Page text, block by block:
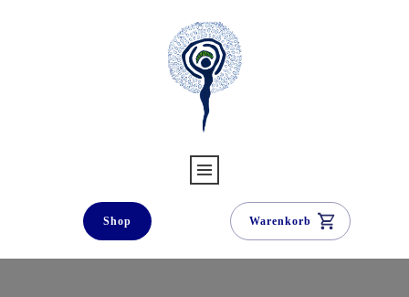
Shop Warenkorb